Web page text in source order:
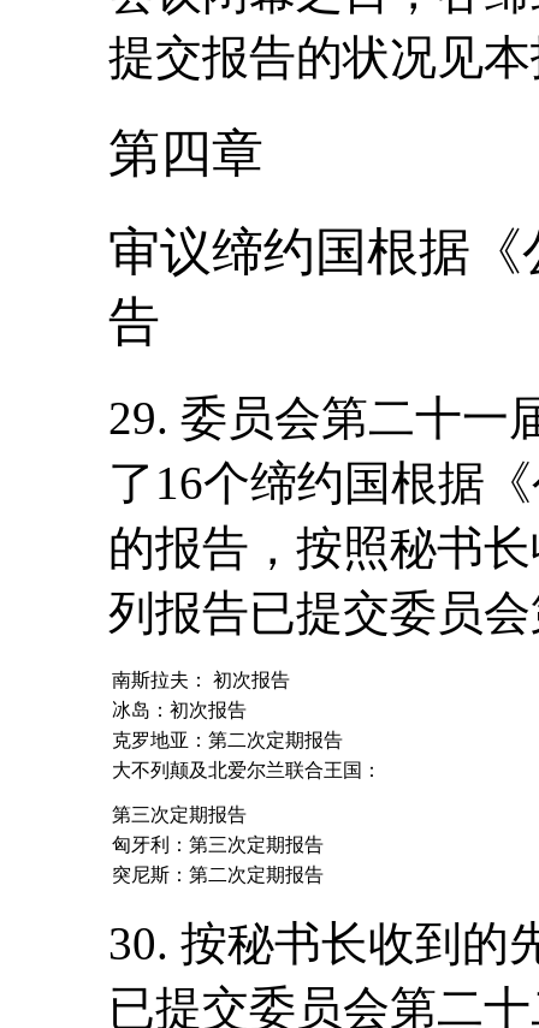
提交报告的状况见
第四章
审议缔约国根据
告
29. 委员会第二十一
了16个缔约国根据
的报告，按照秘书
列报告已提交委员
南斯拉夫： 初次报告
冰岛：初次报告
克罗地亚：第二次定期报告
大不列颠及北爱尔兰联合王国：
第三次定期报告
匈牙利：第三次定期报告
突尼斯：第二次定期报告
30. 按秘书长收到的
已提交委员会第二